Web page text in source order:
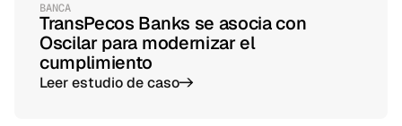
BANCA
TransPecos Banks se asocia con
Oscilar para modernizar el
cumplimiento
Leer estudio de caso->